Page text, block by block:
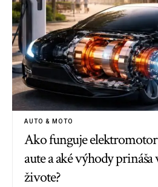
AUTO & MOTO
Ako funguje
aute a aké výhody
živote?